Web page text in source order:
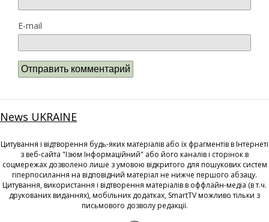
E-mail
News UKRAINE
Цитування і відтворення будь-яких матеріалів або їх фрагментів в Інтернеті
з веб-сайта "Ізюм Інформаційний" або його каналів і сторінок в
соцмережах дозволено лише з умовою відкритого для пошукових систем
гіперпосилання на відповідний матеріал не нижче першого абзацу.
Цитування, використання і відтворення матеріалів в оффлайн-медіа (в т.ч.
друкованих виданнях), мобільних додатках, SmartTV можливо тільки з
письмового дозволу редакції.